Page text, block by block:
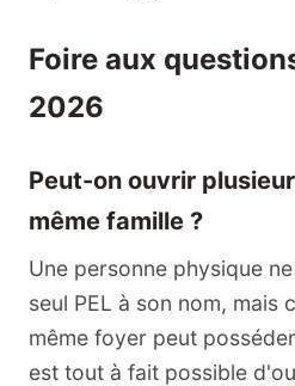
Foire aux
2026
Peut-on ouvrir
même famille ?
Une personne physique
seul PEL à son nom, mais
même foyer peut
est tout à fait possible